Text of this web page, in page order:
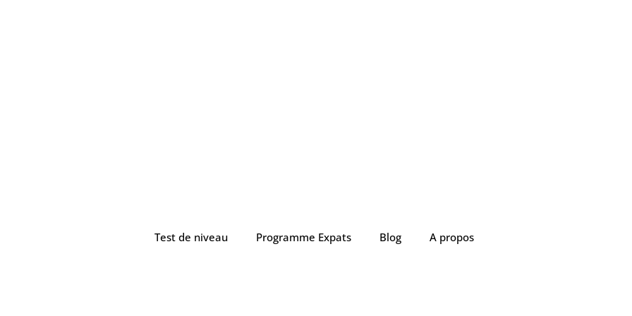
Test de niveau Programme Expats Blog A propos